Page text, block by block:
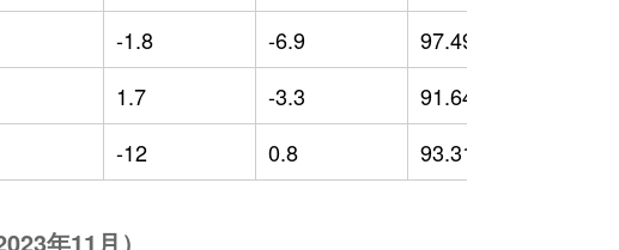
-1.8 -6.9 97.49
1.7 -3.3 91.64
-12 0.8 93.31